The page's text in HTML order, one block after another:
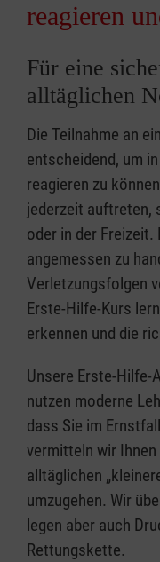
reagieren
Für eine
alltäglichen
Die Teilnahme an
entscheidend, um
reagieren zu
jederzeit auftreten,
oder in der Freizeit.
angemessen zu
Verletzungsfolgen
Erste-Hilfe-Kurs
erkennen und die
Unsere Erste-Hilfe-
nutzen moderne
dass Sie im
vermitteln wir
alltäglichen
umzugehen. Wir
legen aber auch
Rettungskette.